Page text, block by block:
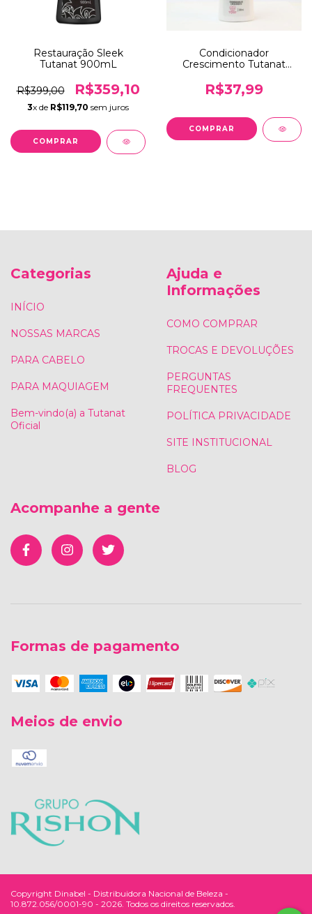
Restauração Sleek
Tutanat 900mL
R$399,00 R$359,10
3x de R$119,70 sem juros
Condicionador
Crescimento Tutanat
R$37,99
Categorias
INÍCIO
NOSSAS MARCAS
PARA CABELO
PARA MAQUIAGEM
Bem-vindo(a) a Tutanat
Oficial
Ajuda e
Informações
COMO COMPRAR
TROCAS E DEVOLUÇÕES
PERGUNTAS
FREQUENTES
POLÍTICA PRIVACIDADE
SITE INSTITUCIONAL
BLOG
Acompanhe a gente
Formas de pagamento
Meios de envio
Copyright Dinabel - Distribuidora Nacional de Beleza -
10.872.056/0001-90 - 2026. Todos os direitos reservados.